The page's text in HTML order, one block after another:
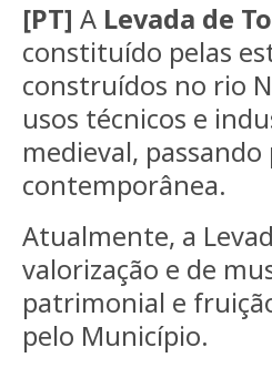
[PT] A Levada de
constituído pelas
construídos no rio
usos técnicos e
medieval,
contemporânea.
Atualmente, a
valorização e de
patrimonial e
pelo Município.